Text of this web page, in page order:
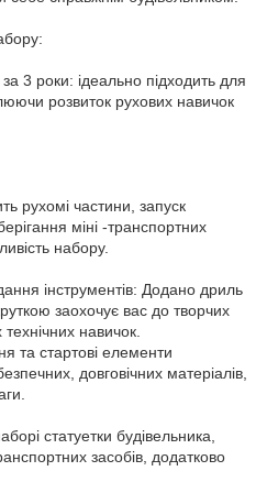
3 роки: ідеально підходить для
розвиток рухових навичок
рухомі частини, запуск
міні -транспортних
набору.
інструментів: Додано дриль
заохочує вас до творчих
навичок.
та стартові елементи
довговічних матеріалів,
статуетки будівельника,
засобів, додатково